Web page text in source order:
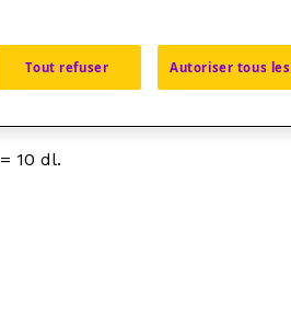
10 dl.
Tout refuser Autoriser tous